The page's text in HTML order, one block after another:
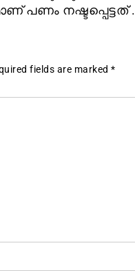
പണം നഷ്ടപ്പെട്ടത് .
fields are marked *